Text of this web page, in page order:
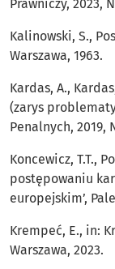
Prawniczy, 2023,
Kalinowski, S.,
Warszawa, 1963.
Kardas, A.,
(zarys
Penalnych, 2019,
Koncewicz, T.T.,
postępowaniu
europejskim’,
Krempeć, E., in:
Warszawa, 2023.